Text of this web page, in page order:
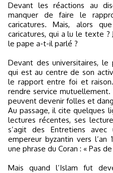
Devant les réactions au
manquer de faire le
caricatures. Mais, alors
caricatures, qui a lu le texte ?
le pape a-t-il parlé ?
Devant des universitaires,
qui est au centre de son
le rapport entre foi et
rendre service mutuellement.
peuvent devenir folles et
Au passage, il cite quelques
lectures récentes, ses
s’agit des Entretiens
empereur byzantin vers l’an
une phrase du Coran : « Pas
Mais quand l’Islam fut